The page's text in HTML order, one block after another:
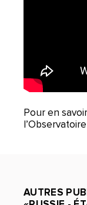
Pour en
AUTRES